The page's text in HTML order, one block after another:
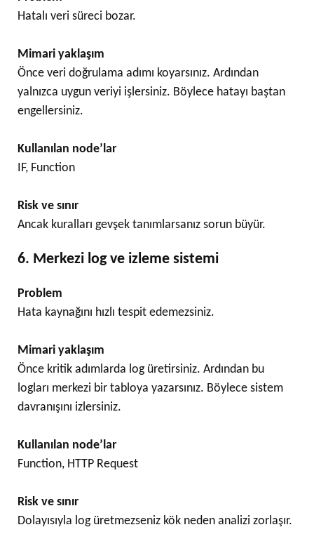
Hatalı veri süreci bozar.
Mimari yaklaşım
Önce veri doğrulama adımı koyarsınız. Ardından
yalnızca uygun veriyi işlersiniz. Böylece hatayı baştan
engellersiniz.
Kullanılan node’lar
IF, Function
Risk ve sınır
Ancak kuralları gevşek tanımlarsanız sorun büyür.
6. Merkezi log ve izleme sistemi
Problem
Hata kaynağını hızlı tespit edemezsiniz.
Mimari yaklaşım
Önce kritik adımlarda log üretirsiniz. Ardından bu
logları merkezi bir tabloya yazarsınız. Böylece sistem
davranışını izlersiniz.
Kullanılan node’lar
Function, HTTP Request
Risk ve sınır
Dolayısıyla log üretmezseniz kök neden analizi zorlaşır.